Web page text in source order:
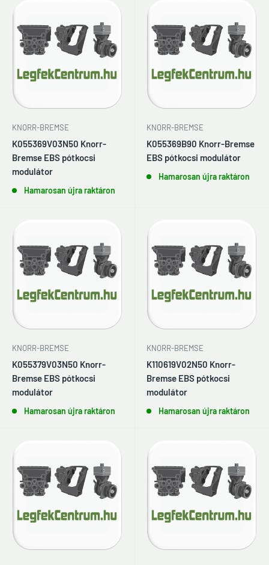
KNORR-BREMSE
K055369V03N50 Knorr-
Bremse EBS pótkocsi
modulátor
Hamarosan újra raktáron
KNORR-BREMSE
K055369B90 Knorr-Bremse
EBS pótkocsi modulátor
Hamarosan újra raktáron
KNORR-BREMSE
K055379V03N50 Knorr-
Bremse EBS pótkocsi
modulátor
Hamarosan újra raktáron
KNORR-BREMSE
K110619V02N50 Knorr-
Bremse EBS pótkocsi
modulátor
Hamarosan újra raktáron